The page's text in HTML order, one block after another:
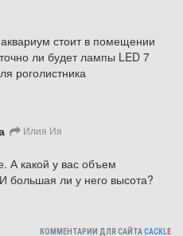
стоит в помещении
ли будет лампы LED 7
роголистника
Илия Ия
А какой у вас объем
большая ли у него высота?
КОММЕНТАРИИ ДЛЯ САЙТАCACKLE